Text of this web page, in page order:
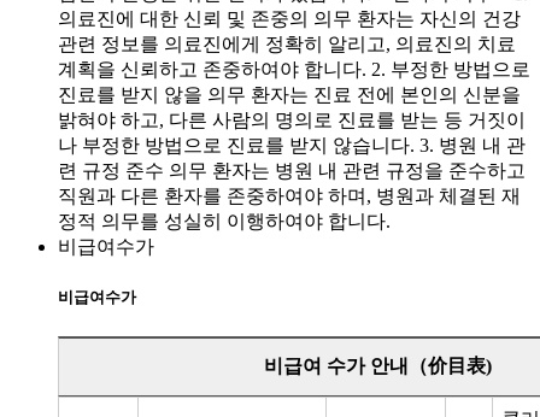
의료진에 대한 신뢰 및 존중의 의무 환자는 자신의 건강
관련 정보를 의료진에게 정확히 알리고, 의료진의 치료
계획을 신뢰하고 존중하여야 합니다. 2. 부정한 방법으로
진료를 받지 않을 의무 환자는 진료 전에 본인의 신분을
밝혀야 하고, 다른 사람의 명의로 진료를 받는 등 거짓이
나 부정한 방법으로 진료를 받지 않습니다. 3. 병원 내 관
련 규정 준수 의무 환자는 병원 내 관련 규정을 준수하고
직원과 다른 환자를 존중하여야 하며, 병원과 체결된 재
정적 의무를 성실히 이행하여야 합니다.
비급여수가
비급여수가
비급여 수가 안내（价目表)